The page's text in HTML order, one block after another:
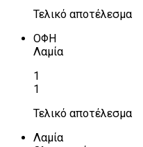
Τελικό αποτέλεσμα
ΟΦΗ
Λαμία
1
1
Τελικό αποτέλεσμα
Λαμία